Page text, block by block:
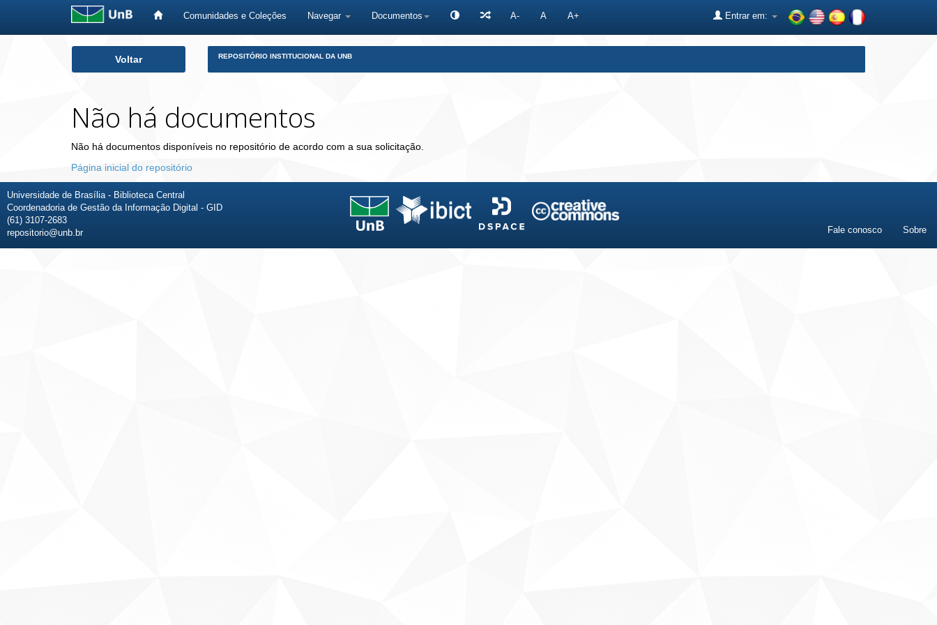
Comunidades e Coleções Navegar Documentos A- A A+ Entrar em:
Voltar REPOSITÓRIO INSTITUCIONAL DA UNB
Não há documentos
Não há documentos disponíveis no repositório de acordo com a sua solicitação.
Página inicial do repositório
Universidade de Brasília - Biblioteca Central
Coordenadoria de Gestão da Informação Digital - GID
(61) 3107-2683
repositorio@unb.br
Fale conosco Sobre